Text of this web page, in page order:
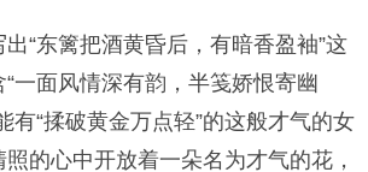
东篱把酒黄昏后，有暗香盈袖”这
一面风情深有韵，半笺娇恨寄幽
有“揉破黄金万点轻”的这般才气的女
的心中开放着一朵名为才气的花，